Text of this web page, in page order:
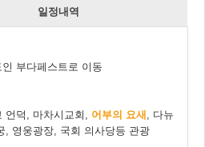
일정내역
부다페스트로 이동
언덕, 마차시교회, 어부의 요새
, 다뉴
, 영웅광장, 국회 의사당등 관광